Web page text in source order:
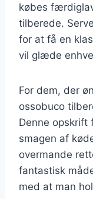
købes
tilberede.
for at få en
vil glæde
For dem, der
ossobuco
Denne opskrift
smagen af
overmande
fantastisk
med at man